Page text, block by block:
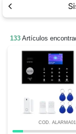
133 Artículos
COD. ALARMA01